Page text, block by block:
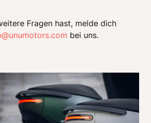
Fragen hast, melde dich
bei uns.